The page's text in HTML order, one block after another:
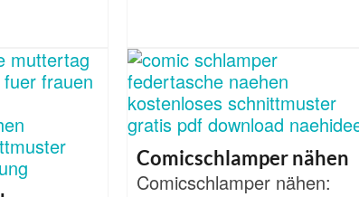
Comicschlamper nähen
Comicschlamper nähen: